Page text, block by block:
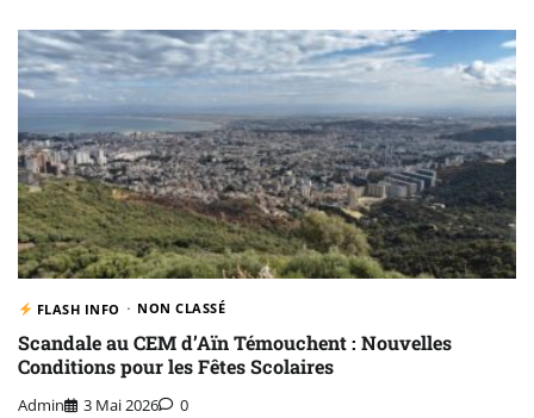
FLASH INFO NON CLASSÉ
Scandale au CEM d’Aïn Témouchent : Nouvelles
Conditions pour les Fêtes Scolaires
Admin 3 Mai 2026 0